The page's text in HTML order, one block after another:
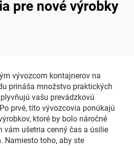
pre nové výrobky
vývozcom kontajnerov na
prináša množstvo praktických
vašu prevádzkovú
prvé, títo vývozcovia ponúkajú
ktoré by bolo náročné
vám ušetria cenný čas a úsilie
Namiesto toho, aby ste